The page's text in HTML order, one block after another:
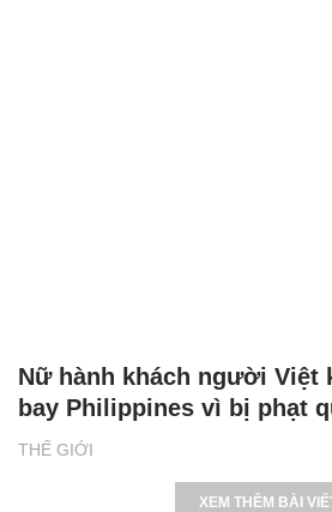
THẾ GIỚI
Nữ hành khách người Việt
bay Philippines vì bị phạt
XEM THÊM BÀI